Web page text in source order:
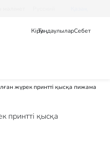
КіруТаңдаулыларСебет
жүрек принтті қысқа пижама
принтті қысқа